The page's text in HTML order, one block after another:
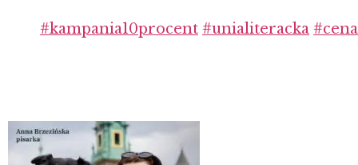
#kampania10procent #unialiteracka